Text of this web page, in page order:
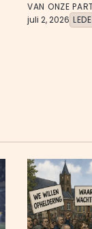
VAN ONZE
juli 2, 2026